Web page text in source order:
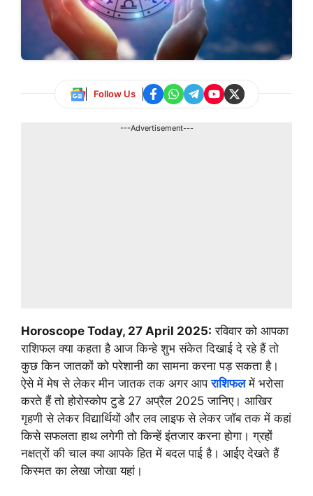
Follow Us
---Advertisement---
Horoscope Today, 27 April 2025: रविवार को आपका
राशिफल क्या कहता है आज किन्हे शुभ संकेत दिखाई दे रहे हैं तो
कुछ किन जातकों को परेशानी का सामना करना पड़ सकता है।
ऐसे में मेष से लेकर मीन जातक तक अगर आपराशिफलमें भरोसा
करते हैं तो होरोस्कोप टुडे 27 अप्रैल 2025 जानिए। आखिर
गृहणी से लेकर विद्यार्थियों और लव लाइफ से लेकर जॉब तक में कहां
किसे सफलता हाथ लगेगी तो किन्हें इंतजार करना होगा। ग्रहों
नक्षत्रों की चाल क्या आपके हित में बदल पाई है। आईए देखते हैं
किस्मत का लेखा जोखा यहां।